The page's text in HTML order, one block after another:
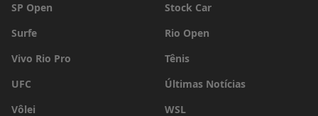
SP Open
Stock Car
Surfe
Rio Open
Vivo Rio Pro
Tênis
UFC
Últimas Notícias
Vôlei
WSL